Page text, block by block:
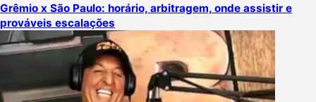
Grêmio x São Paulo: horário, arbitragem, onde assistir e
prováveis escalações